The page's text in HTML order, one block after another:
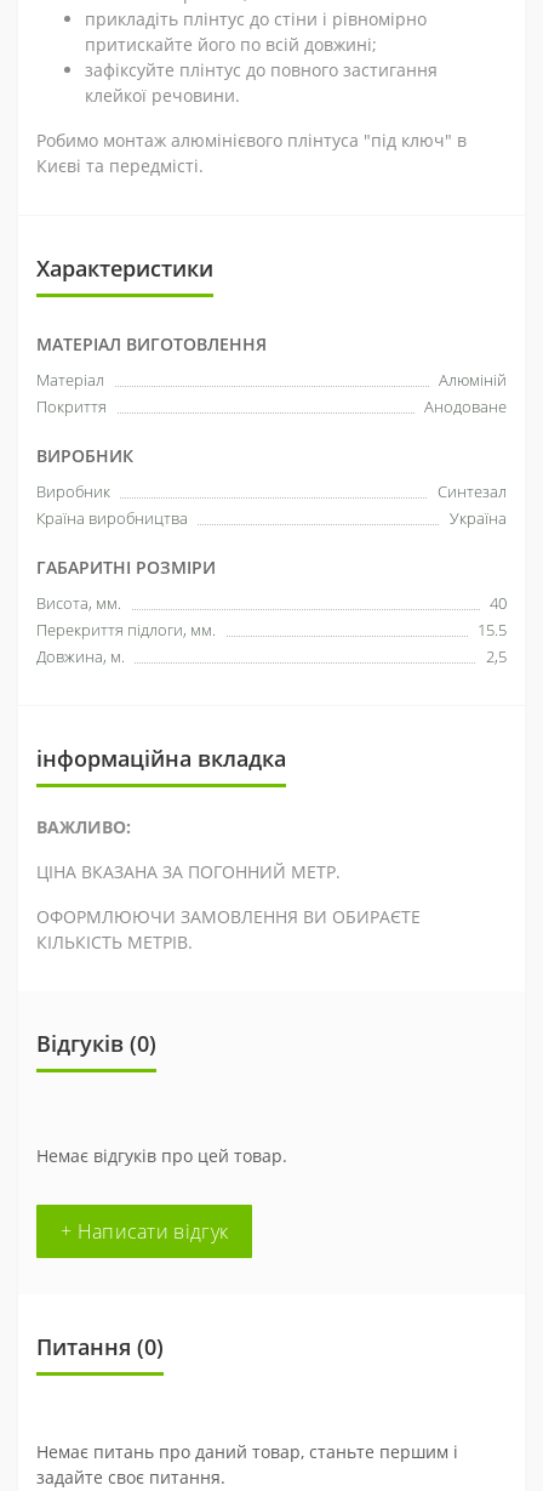
прикладіть плінтус до стіни і рівномірно
притискайте його по всій довжині;
зафіксуйте плінтус до повного застигання
клейкої речовини.
Робимо монтаж алюмінієвого плінтуса "під ключ" в
Києві та передмісті.
Характеристики
МАТЕРІАЛ ВИГОТОВЛЕННЯ
Матеріал
Алюміній
Покриття
Анодоване
ВИРОБНИК
Виробник
Синтезал
Країна виробництва
Україна
ГАБАРИТНІ РОЗМІРИ
Висота, мм.
40
Перекриття підлоги, мм.
15.5
Довжина, м.
2,5
інформаційна вкладка
ВАЖЛИВО:
ЦІНА ВКАЗАНА ЗА ПОГОННИЙ МЕТР.
ОФОРМЛЮЮЧИ ЗАМОВЛЕННЯ ВИ ОБИРАЄТЕ
КІЛЬКІСТЬ МЕТРІВ.
Відгуків (0)
Немає відгуків про цей товар.
+ Написати відгук
Питання (0)
Немає питань про даний товар, станьте першим і
задайте своє питання.